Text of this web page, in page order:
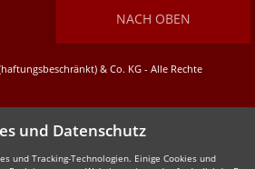
NACH OBEN
& Co. KG - Alle Rechte
und Datenschutz
und Tracking-Technologien. Einige Cookies und